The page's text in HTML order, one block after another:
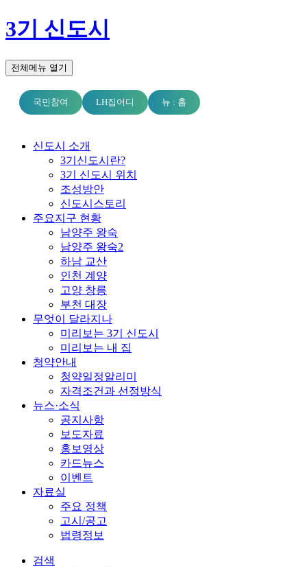
3기 신도시
전체메뉴 열기
국민참여 LH집어디 뉴 : 홈
신도시 소개
3기신도시란?
3기 신도시 위치
조성방안
신도시스토리
주요지구 현황
남양주 왕숙
남양주 왕숙2
하남 교산
인천 계양
고양 창릉
부천 대장
무엇이 달라지나
미리보는 3기 신도시
미리보는 내 집
청약안내
청약일정알리미
자격조건과 선정방식
뉴스·소식
공지사항
보도자료
홍보영상
카드뉴스
이벤트
자료실
주요 정책
고시/공고
법령정보
검색